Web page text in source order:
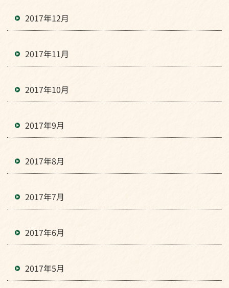
2017年12月
2017年11月
2017年10月
2017年9月
2017年8月
2017年7月
2017年6月
2017年5月